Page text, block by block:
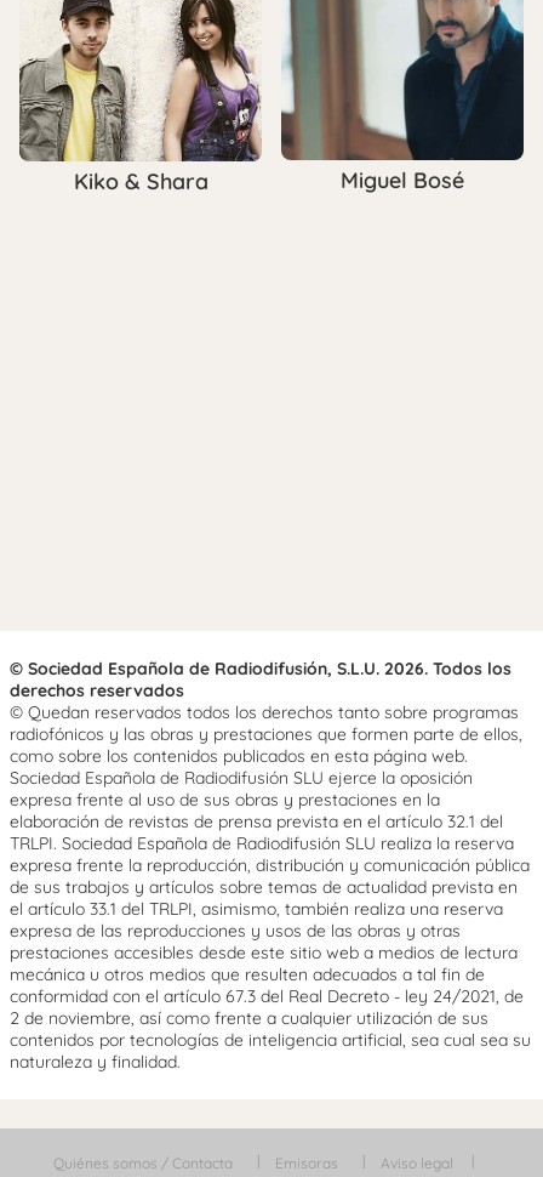
Kiko & Shara Miguel Bosé
© Sociedad Española de Radiodifusión, S.L.U. 2026. Todos los
derechos reservados
© Quedan reservados todos los derechos tanto sobre programas
radiofónicos y las obras y prestaciones que formen parte de ellos,
como sobre los contenidos publicados en esta página web.
Sociedad Española de Radiodifusión SLU ejerce la oposición
expresa frente al uso de sus obras y prestaciones en la
elaboración de revistas de prensa prevista en el artículo 32.1 del
TRLPI. Sociedad Española de Radiodifusión SLU realiza la reserva
expresa frente la reproducción, distribución y comunicación pública
de sus trabajos y artículos sobre temas de actualidad prevista en
el artículo 33.1 del TRLPI, asimismo, también realiza una reserva
expresa de las reproducciones y usos de las obras y otras
prestaciones accesibles desde este sitio web a medios de lectura
mecánica u otros medios que resulten adecuados a tal fin de
conformidad con el artículo 67.3 del Real Decreto - ley 24/2021, de
2 de noviembre, así como frente a cualquier utilización de sus
contenidos por tecnologías de inteligencia artificial, sea cual sea su
naturaleza y finalidad.
Quiénes somos / Contacta Emisoras Aviso legal